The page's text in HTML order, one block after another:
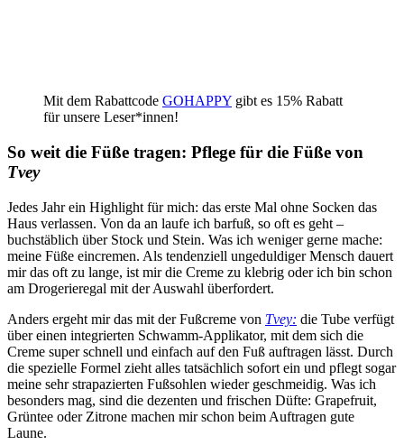
Mit dem Rabattcode GOHAPPY gibt es 15% Rabatt
für unsere Leser*innen!
So weit die Füße tragen: Pflege für die Füße von
Tvey
Jedes Jahr ein Highlight für mich: das erste Mal ohne Socken das
Haus verlassen. Von da an laufe ich barfuß, so oft es geht –
buchstäblich über Stock und Stein. Was ich weniger gerne mache:
meine Füße eincremen. Als tendenziell ungeduldiger Mensch dauert
mir das oft zu lange, ist mir die Creme zu klebrig oder ich bin schon
am Drogerieregal mit der Auswahl überfordert.
Anders ergeht mir das mit der Fußcreme von Tvey: die Tube verfügt
über einen integrierten Schwamm-Applikator, mit dem sich die
Creme super schnell und einfach auf den Fuß auftragen lässt. Durch
die spezielle Formel zieht alles tatsächlich sofort ein und pflegt sogar
meine sehr strapazierten Fußsohlen wieder geschmeidig. Was ich
besonders mag, sind die dezenten und frischen Düfte: Grapefruit,
Grüntee oder Zitrone machen mir schon beim Auftragen gute
Laune.